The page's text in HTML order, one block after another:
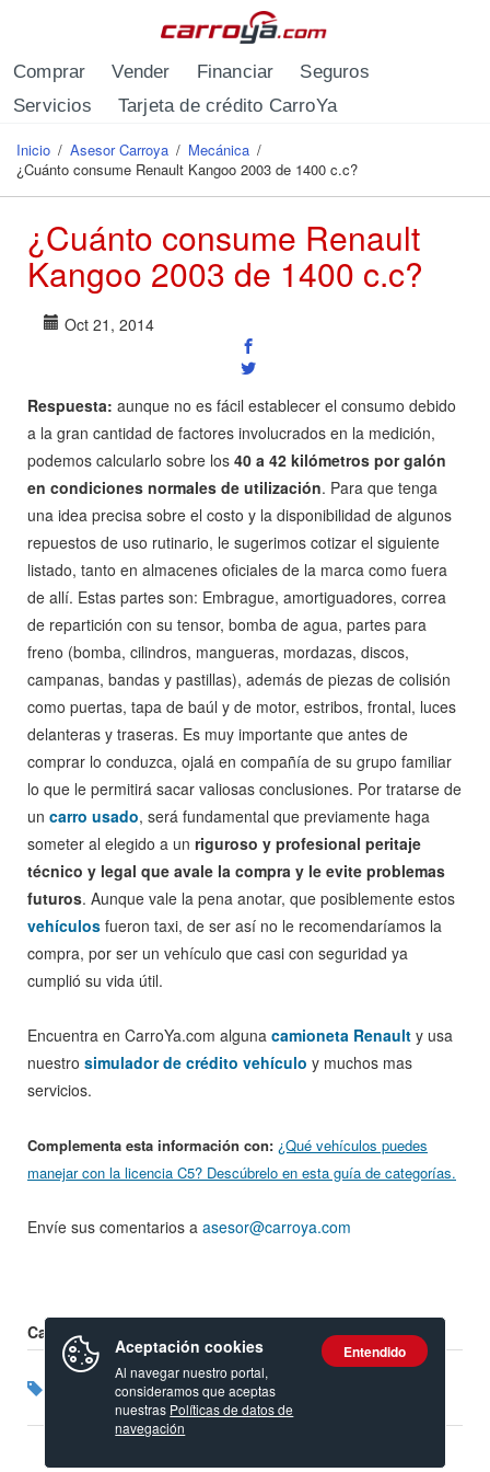
Comprar Vender Financiar
Seguros
Servicios
Tarjeta de crédito CarroYa
Se encuentra usted aquí
Inicio / Asesor Carroya / Mecánica /
¿Cuánto consume Renault Kangoo 2003 de 1400 c.c?
¿Cuánto consume Renault
Kangoo 2003 de 1400 c.c?
Oct 21, 2014
Respuesta: aunque no es fácil establecer el consumo debido
a la gran cantidad de factores involucrados en la medición,
podemos calcularlo sobre los 40 a 42 kilómetros por galón
en condiciones normales de utilización. Para que tenga
una idea precisa sobre el costo y la disponibilidad de algunos
repuestos de uso rutinario, le sugerimos cotizar el siguiente
listado, tanto en almacenes oficiales de la marca como fuera
de allí. Estas partes son: Embrague, amortiguadores, correa
de repartición con su tensor, bomba de agua, partes para
freno (bomba, cilindros, mangueras, mordazas, discos,
campanas, bandas y pastillas), además de piezas de colisión
como puertas, tapa de baúl y de motor, estribos, frontal, luces
delanteras y traseras. Es muy importante que antes de
comprar lo conduzca, ojalá en compañía de su grupo familiar
lo que le permitirá sacar valiosas conclusiones. Por tratarse de
un carro usado, será fundamental que previamente haga
someter al elegido a un riguroso y profesional peritaje
técnico y legal que avale la compra y le evite problemas
futuros. Aunque vale la pena anotar, que posiblemente estos
vehículos fueron taxi, de ser así no le recomendaríamos la
compra, por ser un vehículo que casi con seguridad ya
cumplió su vida útil.
Encuentra en CarroYa.com alguna camioneta Renault y usa
nuestro simulador de crédito vehículo y muchos mas
servicios.
Complementa esta información con: ¿Qué vehículos puedes
manejar con la licencia C5? Descúbrelo en esta guía de categorías.
Envíe sus comentarios a asesor@carroya.com
Calificación:
Kamgoo Renault Kangoo
Carros usados
Aceptación cookies
Al navegar nuestro portal,
consideramos que aceptas
nuestras Políticas de datos de
navegación
Entendido